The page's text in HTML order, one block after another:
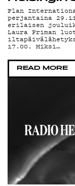
Plan
perjantaina
erilaisen
Laura Friman
17.00. Miksi…
READ MORE